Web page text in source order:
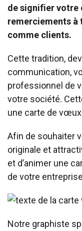
de signifier votre
remerciements à
comme clients.
Cette tradition,
communication,
professionnel de
votre société.
une carte de
Afin de souhaiter
originale et
et d’animer une
de votre
Notre graphiste